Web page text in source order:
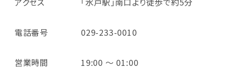
電話番号 029-233-0010
営業時間 19:00 ～ 01:00